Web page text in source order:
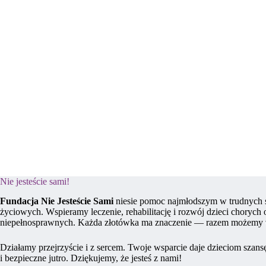
Nie jesteście sami!
Fundacja Nie Jesteście Sami niesie pomoc najmłodszym w trudnych
życiowych. Wspieramy leczenie, rehabilitację i rozwój dzieci chorych
niepełnosprawnych. Każda złotówka ma znaczenie — razem możemy
Działamy przejrzyście i z sercem. Twoje wsparcie daje dzieciom
i bezpieczne jutro. Dziękujemy, że jesteś z nami!